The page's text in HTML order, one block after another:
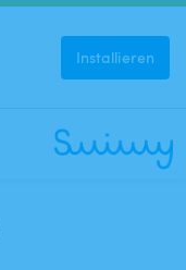
Installieren